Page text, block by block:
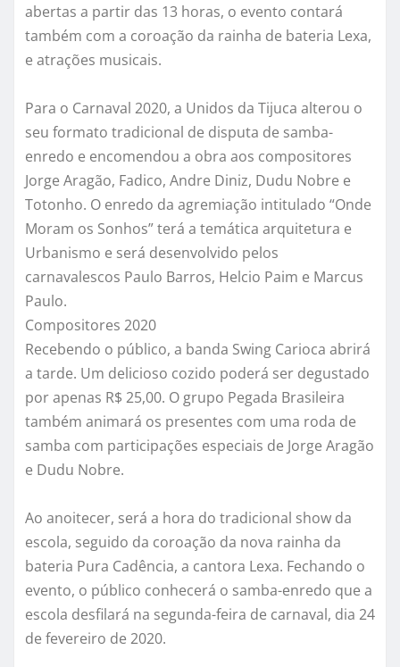
abertas a partir das 13 horas, o evento contará
também com a coroação da rainha de bateria Lexa,
e atrações musicais.
Para o Carnaval 2020, a Unidos da Tijuca alterou o
seu formato tradicional de disputa de samba-
enredo e encomendou a obra aos compositores
Jorge Aragão, Fadico, Andre Diniz, Dudu Nobre e
Totonho. O enredo da agremiação intitulado “Onde
Moram os Sonhos” terá a temática arquitetura e
Urbanismo e será desenvolvido pelos
carnavalescos Paulo Barros, Helcio Paim e Marcus
Paulo.
Compositores 2020
Recebendo o público, a banda Swing Carioca abrirá
a tarde. Um delicioso cozido poderá ser degustado
por apenas R$ 25,00. O grupo Pegada Brasileira
também animará os presentes com uma roda de
samba com participações especiais de Jorge Aragão
e Dudu Nobre.
Ao anoitecer, será a hora do tradicional show da
escola, seguido da coroação da nova rainha da
bateria Pura Cadência, a cantora Lexa. Fechando o
evento, o público conhecerá o samba-enredo que a
escola desfilará na segunda-feira de carnaval, dia 24
de fevereiro de 2020.